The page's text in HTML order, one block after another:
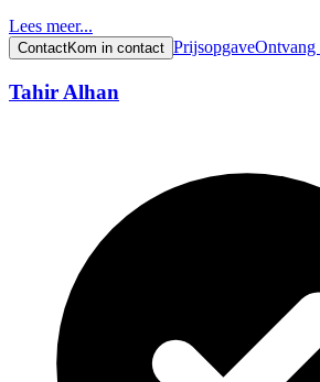
Lees meer...
ContactKom in contact PrijsopgaveOntvang
Tahir Alhan